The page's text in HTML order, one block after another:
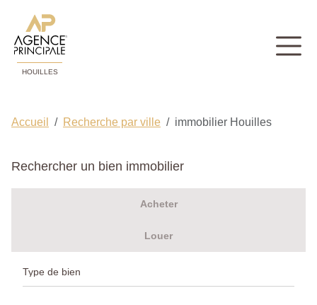
HOUILLES
Accueil Recherche par ville immobilier Houilles
Rechercher un bien immobilier
Acheter
Louer